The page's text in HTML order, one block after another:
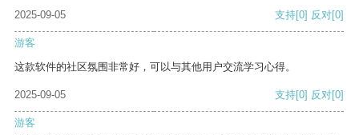
2025-09-05 支持[0] 反对[0]
游客
这款软件的社区氛围非常好，可以与其他用户交流学习心得。
2025-09-05 支持[0] 反对[0]
游客